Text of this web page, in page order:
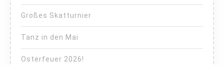
Großes Skatturnier
Tanz in den Mai
Osterfeuer 2026!